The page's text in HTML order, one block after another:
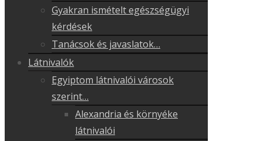
Gyakran ismételt egészségügyi
kérdések
Tanácsok és javaslatok…
Látnivalók
Egyiptom látnivalói városok
szerint…
Alexandria és környéke
látnivalói